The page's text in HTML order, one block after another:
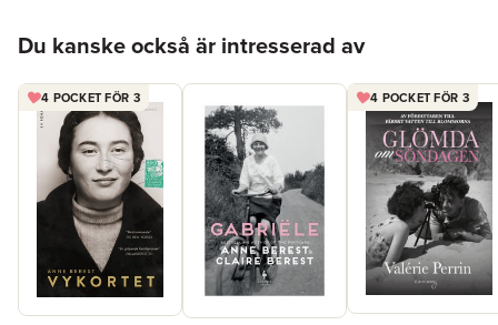
Du kanske också är intresserad av
4 POCKET FÖR 3 4 POCKET FÖR 3